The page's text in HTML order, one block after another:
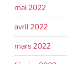
mai 2022
avril 2022
mars 2022